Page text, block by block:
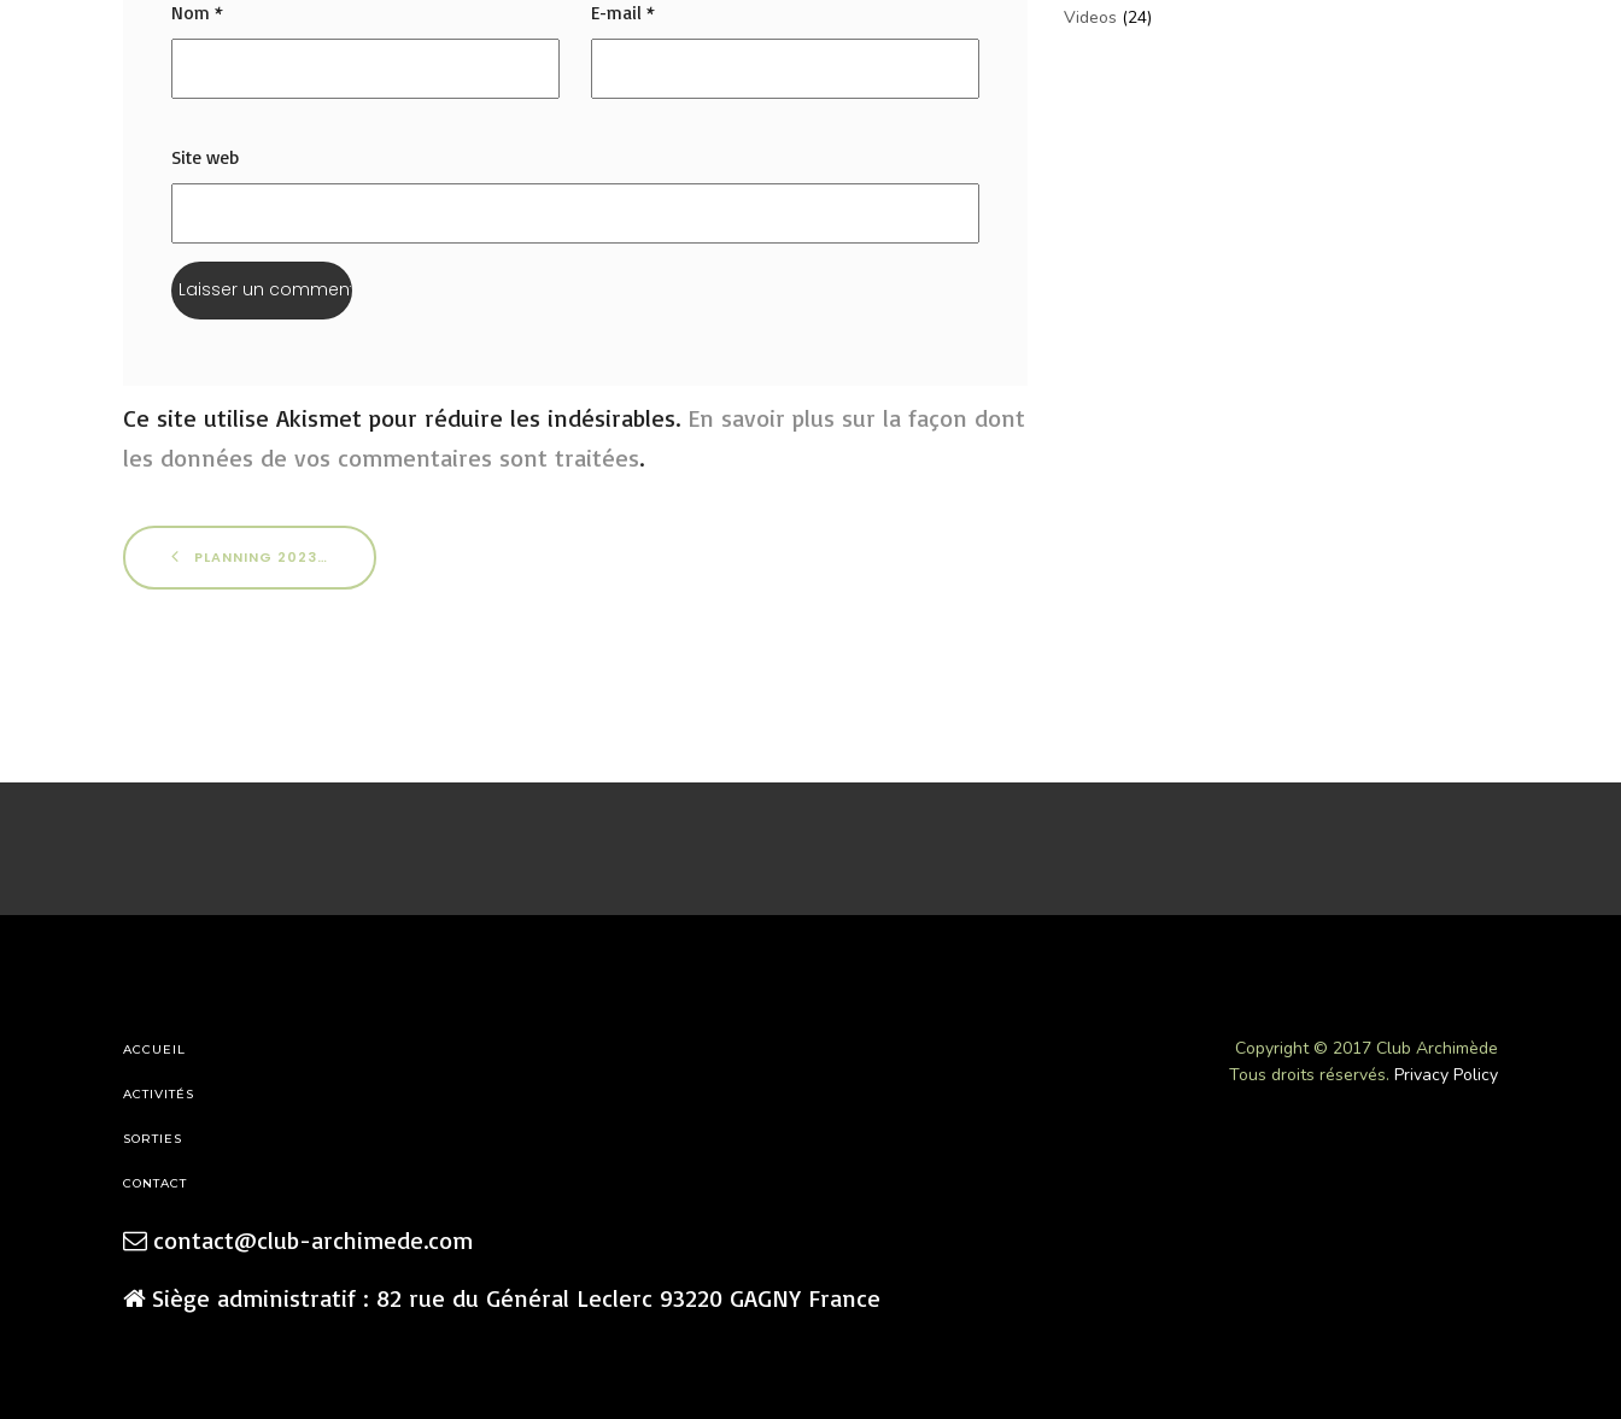
Nom * E-mail*
Site web
Ce site utilise Akismet pour réduire les indésirables. En savoir plus sur la façon dont
les données de vos commentaires sont traitées.
PLANNING 2023-2024
Videos (24)
ACCUEIL
ACTIVITÉS
SORTIES
CONTACT
contact@club-archimede.com
Siège administratif : 82 rue du Général Leclerc 93220 GAGNY France
Copyright © 2017 Club Archimède
Tous droits réservés. Privacy Policy